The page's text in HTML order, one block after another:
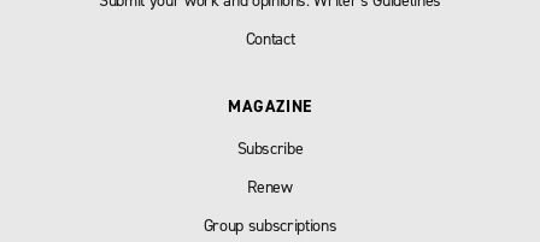
Contact
MAGAZINE
Subscribe
Renew
Group subscriptions